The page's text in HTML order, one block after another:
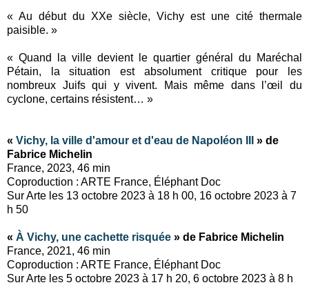
« Au début du XXe siècle, Vichy est une cité thermale
paisible. »
« Quand la ville devient le quartier général du Maréchal
Pétain, la situation est absolument critique pour les
nombreux Juifs qui y vivent. Mais même dans l’œil du
cyclone, certains résistent… »
« Vichy, la ville d'amour et d'eau de Napoléon III
» de
Fabrice Michelin
France, 2023, 46 min
Coproduction : ARTE France, Éléphant Doc
Sur Arte les 13 octobre 2023 à 18 h 00, 16 octobre 2023 à 7
h 50
« À Vichy, une cachette risquée » de Fabrice Michelin
France, 2021, 46 min
Coproduction : ARTE France, Éléphant Doc
Sur Arte les 5 octobre 2023 à 17 h 20, 6 octobre 2023 à 8 h